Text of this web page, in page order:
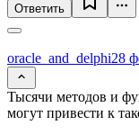
Ответить
oracle_and_delphi28
Тысячи методов и
могут привести к